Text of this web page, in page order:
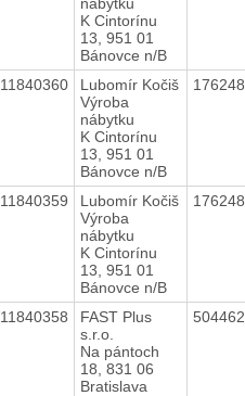
K Cintorínu
13, 951 01
Bánovce n/B
11840360
Lubomír Kočiš
Výroba
nábytku
K Cintorínu
13, 951 01
Bánovce n/B
11840359
Lubomír Kočiš
Výroba
nábytku
K Cintorínu
13, 951 01
Bánovce n/B
11840358
FAST Plus
s.r.o.
Na pántoch
18, 831 06
Bratislava